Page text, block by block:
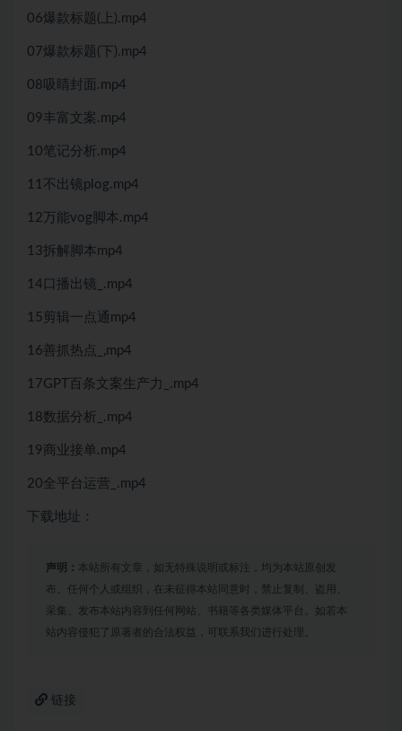
06爆款标题(上).mp4
07爆款标题(下).mp4
08吸睛封面.mp4
09丰富文案.mp4
10笔记分析.mp4
11不出镜plog.mp4
12万能vog脚本.mp4
13拆解脚本mp4
14口播出镜_.mp4
15剪辑一点通mp4
16善抓热点_,mp4
17GPT百条文案生产力_.mp4
18数据分析_.mp4
19商业接单.mp4
20全平台运营_.mp4
下载地址：
声明： 本站所有文章，如无特殊说明或标注，均为本站原创发
布。任何个人或组织，在未征得本站同意时，禁止复制、盗用、
采集、发布本站内容到任何网站、书籍等各类媒体平台。如若本
站内容侵犯了原著者的合法权益，可联系我们进行处理。
链接